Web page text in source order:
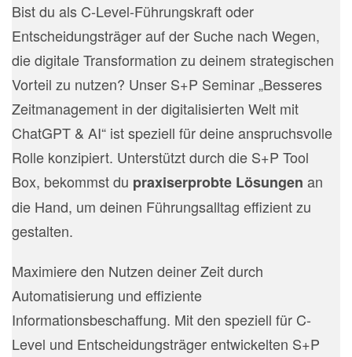
Bist du als C-Level-Führungskraft oder
Entscheidungsträger auf der Suche nach Wegen,
die digitale Transformation zu deinem strategischen
Vorteil zu nutzen? Unser S+P Seminar „Besseres
Zeitmanagement in der digitalisierten Welt mit
ChatGPT & AI“ ist speziell für deine anspruchsvolle
Rolle konzipiert. Unterstützt durch die S+P Tool
Box, bekommst du praxiserprobte Lösungen an
die Hand, um deinen Führungsalltag effizient zu
gestalten.
Maximiere den Nutzen deiner Zeit durch
Automatisierung und effiziente
Informationsbeschaffung. Mit den speziell für C-
Level und Entscheidungsträger entwickelten S+P